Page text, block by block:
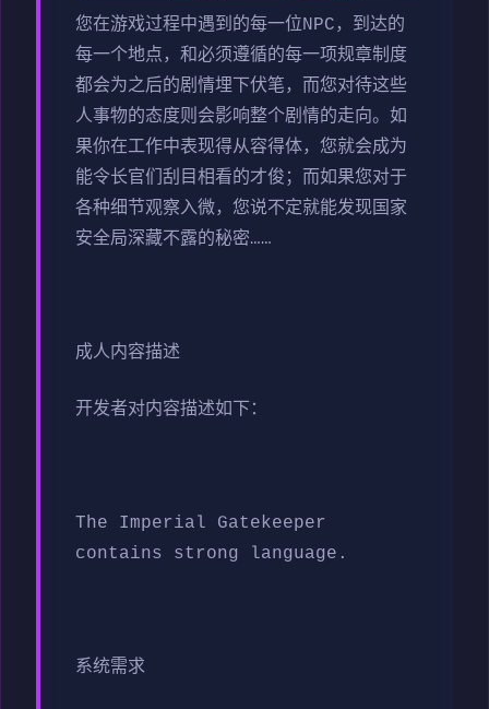
您在游戏过程中遇到的每一位NPC，到达的
每一个地点，和必须遵循的每一项规章制度
都会为之后的剧情埋下伏笔，而您对待这些
人事物的态度则会影响整个剧情的走向。如
果你在工作中表现得从容得体，您就会成为
能令长官们刮目相看的才俊；而如果您对于
各种细节观察入微，您说不定就能发现国家
安全局深藏不露的秘密……
成人内容描述
开发者对内容描述如下：
The Imperial Gatekeeper
contains strong language.
系统需求